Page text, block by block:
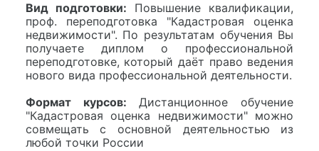
Вид подготовки: Повышение квалификации,
проф. переподготовка "Кадастровая оценка
недвижимости". По результатам обучения Вы
получаете диплом о профессиональной
переподготовке, который даёт право ведения
нового вида профессиональной деятельности.
Формат курсов: Дистанционное обучение
"Кадастровая оценка недвижимости" можно
совмещать с основной деятельностью из
любой точки России